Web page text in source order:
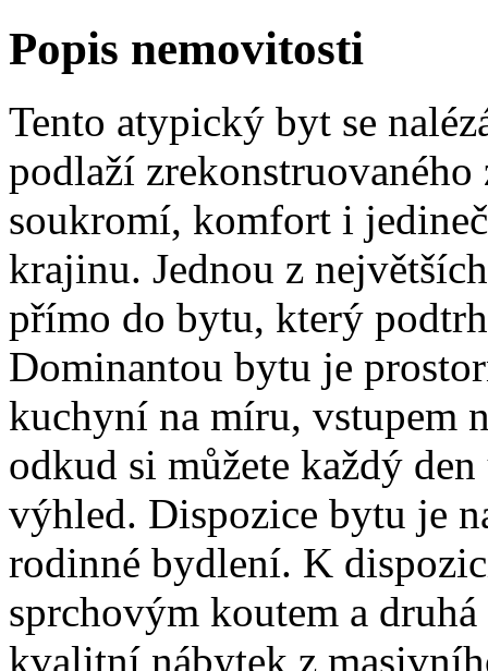
Popis nemovitosti
Tento atypický byt se
podlaží
soukromí, komfort i
krajinu. Jednou z
přímo do bytu, který
Dominantou bytu je
kuchyní na míru, vstupem
odkud si můžete každý
výhled. Dispozice bytu je
rodinné bydlení. K
sprchovým koutem a
kvalitní nábytek z